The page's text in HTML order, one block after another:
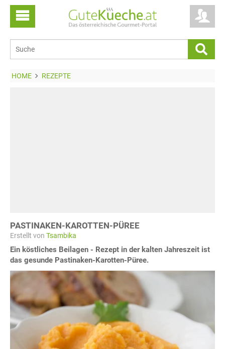
HOME REZEPTE
PASTINAKEN-KAROTTEN-PÜREE
Erstellt von Tsambika
Ein köstliches Beilagen - Rezept in der kalten Jahreszeit ist
das gesunde Pastinaken-Karotten-Püree.